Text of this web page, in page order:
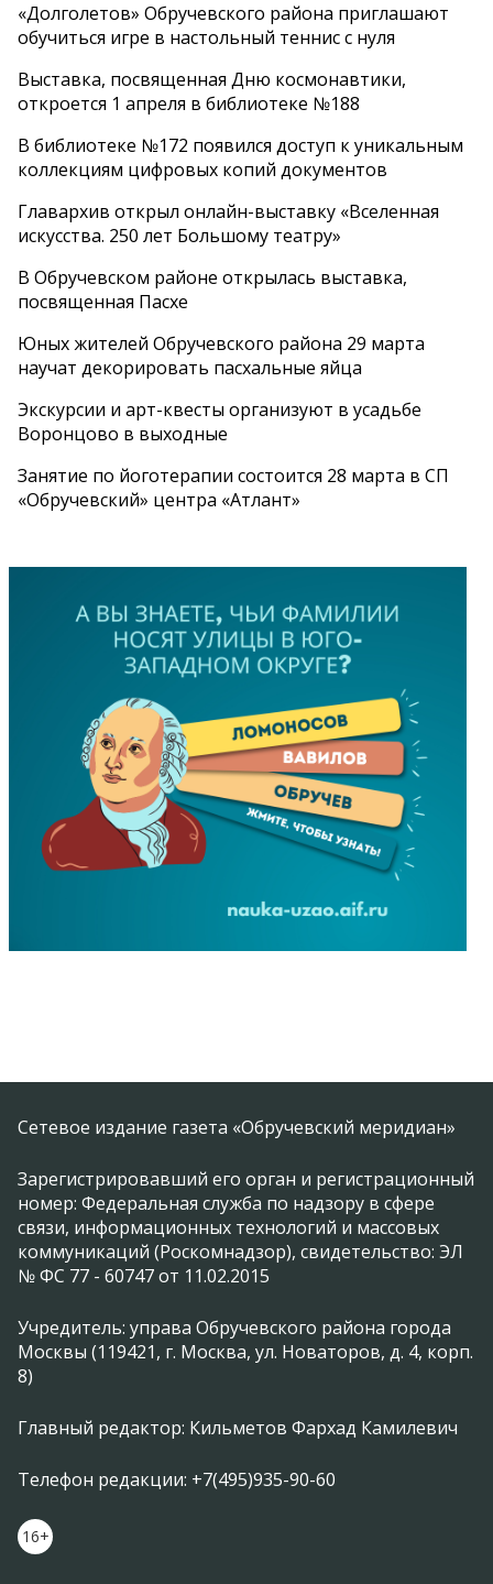
«Долголетов» Обручевского района приглашают
обучиться игре в настольный теннис с нуля
Выставка, посвященная Дню космонавтики,
откроется 1 апреля в библиотеке №188
В библиотеке №172 появился доступ к уникальным
коллекциям цифровых копий документов
Главархив открыл онлайн-выставку «Вселенная
искусства. 250 лет Большому театру»
В Обручевском районе открылась выставка,
посвященная Пасхе
Юных жителей Обручевского района 29 марта
научат декорировать пасхальные яйца
Экскурсии и арт-квесты организуют в усадьбе
Воронцово в выходные
Занятие по йоготерапии состоится 28 марта в СП
«Обручевский» центра «Атлант»
Сетевое издание газета «Обручевский меридиан»
Зарегистрировавший его орган и регистрационный
номер: Федеральная служба по надзору в сфере
связи, информационных технологий и массовых
коммуникаций (Роскомнадзор), свидетельство: ЭЛ
№ ФС 77 - 60747 от 11.02.2015
Учредитель: управа Обручевского района города
Москвы (119421, г. Москва, ул. Новаторов, д. 4, корп.
8)
Главный редактор: Кильметов Фархад Камилевич
Телефон редакции: +7(495)935-90-60
16+